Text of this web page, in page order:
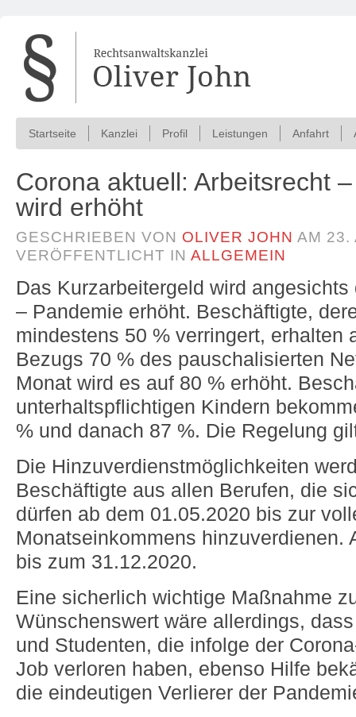
Startseite Kanzlei Profil Leistungen Anfahrt
Corona aktuell: Arbeitsrecht
wird erhöht
GESCHRIEBEN VON OLIVER JOHN AM 23.
VERÖFFENTLICHT IN ALLGEMEIN
Das Kurzarbeitergeld wird
– Pandemie erhöht. Beschäftigte,
mindestens 50 % verringert, erhalten
Bezugs 70 % des pauschalisierten
Monat wird es auf 80 % erhöht.
unterhaltspflichtigen Kindern
% und danach 87 %. Die Regelung
Die Hinzuverdienstmöglichkeiten
Beschäftigte aus allen Berufen, die
dürfen ab dem 01.05.2020 bis zur
Monatseinkommens hinzuverdienen.
bis zum 31.12.2020.
Eine sicherlich wichtige Maßnahme
Wünschenswert wäre allerdings,
und Studenten, die infolge der
Job verloren haben, ebenso Hilfe
die eindeutigen Verlierer der